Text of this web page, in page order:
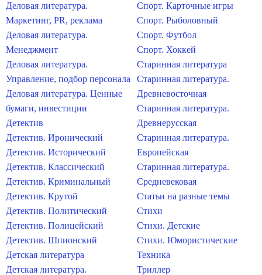
Деловая литература.
Маркетинг, PR, реклама
Деловая литература.
Менеджмент
Деловая литература.
Управление, подбор персонала
Деловая литература. Ценные
бумаги, инвестиции
Детектив
Детектив. Иронический
Детектив. Исторический
Детектив. Классический
Детектив. Криминальный
Детектив. Крутой
Детектив. Политический
Детектив. Полицейский
Детектив. Шпионский
Детская литература
Детская литература.
Спорт. Карточные игры
Спорт. Рыболовный
Спорт. Футбол
Спорт. Хоккей
Старинная литература
Старинная литература.
Древневосточная
Старинная литература.
Древнерусская
Старинная литература.
Европейская
Старинная литература.
Средневековая
Статьи на разные темы
Стихи
Стихи. Детские
Стихи. Юмористические
Техника
Триллер